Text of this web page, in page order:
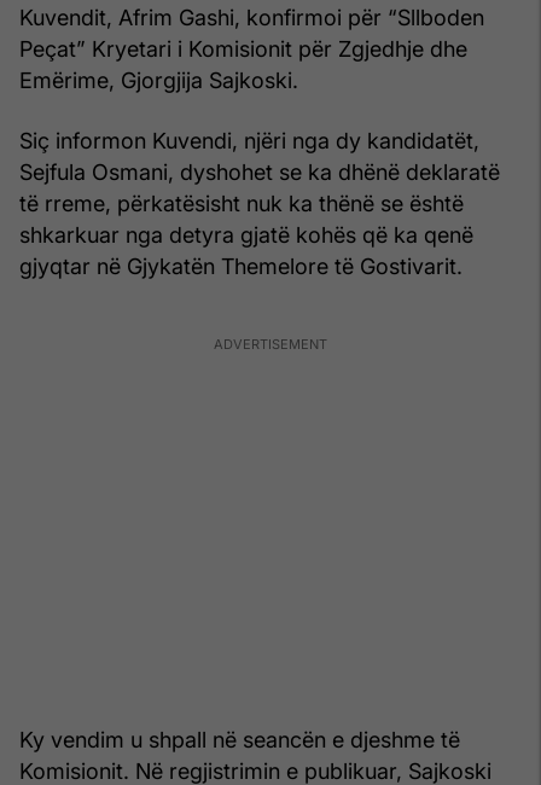
Kuvendit, Afrim Gashi, konfirmoi për “Sllboden
Peçat” Kryetari i Komisionit për Zgjedhje dhe
Emërime, Gjorgjija Sajkoski.
Siç informon Kuvendi, njëri nga dy kandidatët,
Sejfula Osmani, dyshohet se ka dhënë deklaratë
të rreme, përkatësisht nuk ka thënë se është
shkarkuar nga detyra gjatë kohës që ka qenë
gjyqtar në Gjykatën Themelore të Gostivarit.
Ky vendim u shpall në seancën e djeshme të
Komisionit. Në regjistrimin e publikuar, Sajkoski